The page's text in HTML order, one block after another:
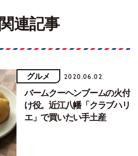
関連記事
グルメ 2020.06.02
バームクーヘンブームの火付
け役。近江八幡「クラブハリ
エ」で買いたい手土産